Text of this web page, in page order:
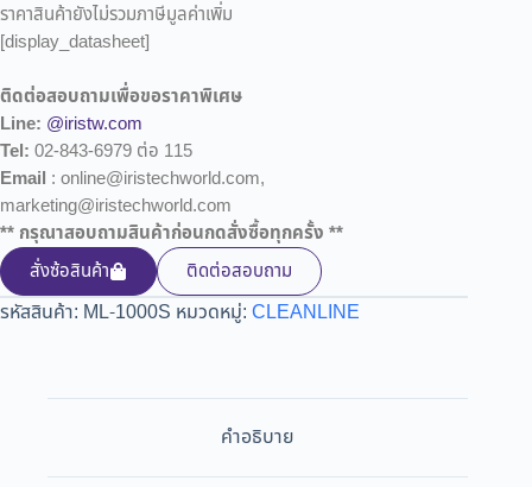
ราคาสินค้ายังไม่รวมภาษีมูลค่าเพิ่ม
[display_datasheet]
ติดต่อสอบถามเพื่อขอราคาพิเศษ
Line: @iristw.com
Tel: 02-843-6979 ต่อ 115
Email : online@iristechworld.com,
marketing@iristechworld.com
** กรุณาสอบถามสินค้าก่อนกดสั่งซื้อทุกครั้ง **
สั่งซ้อสินค้า
ติดต่อสอบถาม
รหัสสินค้า: ML-1000S หมวดหมู่: CLEANLINE
คำอธิบาย